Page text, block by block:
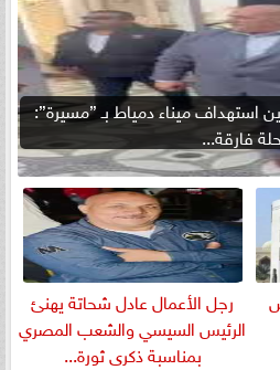
استهداف ميناء دمياط بـ ”مسيرة”:
فارقة...
رجل الأعمال عادل شحاتة يهنئ
الرئيس السيسي والشعب المصري
بمناسبة ذكرى ثورة...